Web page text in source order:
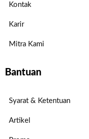
Kontak
Karir
Mitra Kami
Bantuan
Syarat & Ketentuan
Artikel